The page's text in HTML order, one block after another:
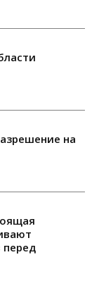
на
перед